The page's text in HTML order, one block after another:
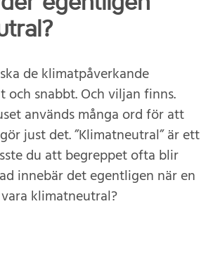
de klimatpåverkande
och snabbt. Och viljan finns.
används många ord för att
just det. ”Klimatneutral” är ett
du att begreppet ofta blir
innebär det egentligen när en
klimatneutral?